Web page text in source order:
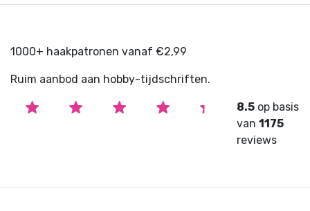
1000+ haakpatronen vanaf €2,99
Ruim aanbod aan hobby-tijdschriften.
8.5 op basis
van1175
reviews